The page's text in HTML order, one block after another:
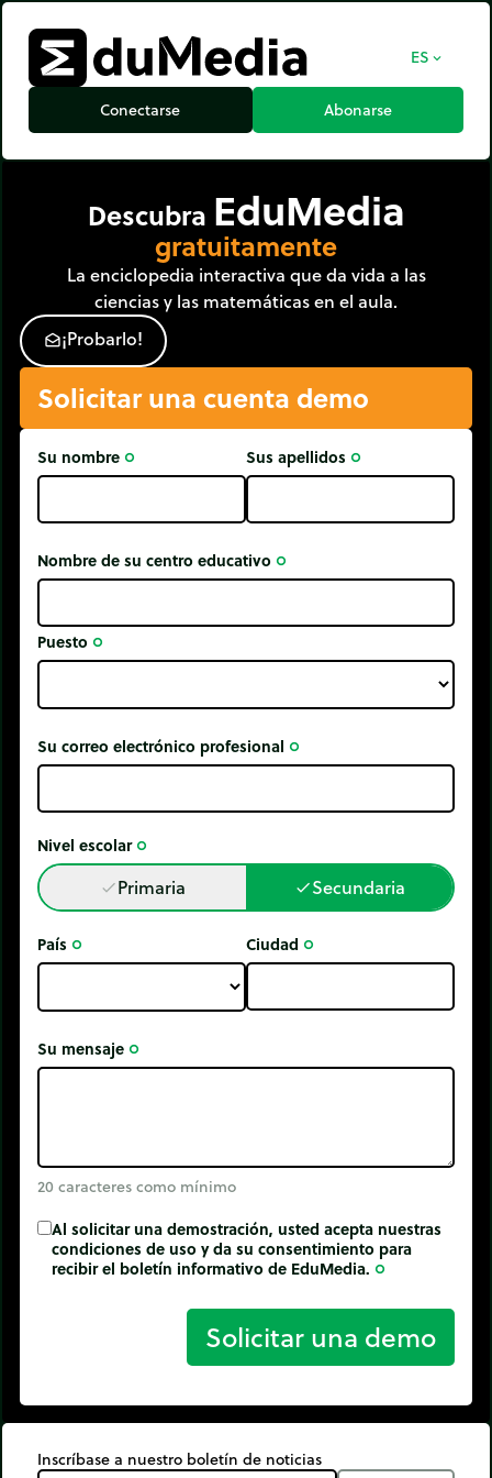
ES expand_more
Conectarse Abonarse
Descubra EduMedia
gratuitamente
La enciclopedia interactiva que da vida a las
ciencias y las matemáticas en el aula.
drafts¡Probarlo!
Solicitar una cuenta demo
Su nombre trip_origin Sus apellidos trip_origin
Nombre de su centro educativo trip_origin
Puesto trip_origin
Su correo electrónico profesional trip_origin
Nivel escolar trip_origin
donePrimaria doneSecundaria
País trip_origin Ciudad trip_origin
Su mensaje trip_origin
20 caracteres como mínimo
Al solicitar una demostración, usted acepta nuestras
condiciones de uso y da su consentimiento para
recibir el boletín informativo de EduMedia. trip_origin
Solicitar una demo
Inscríbase a nuestro boletín de noticias